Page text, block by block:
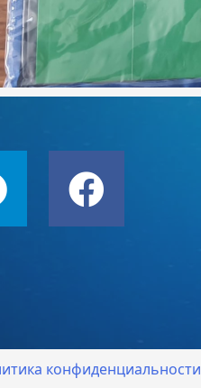
конфиденциальности